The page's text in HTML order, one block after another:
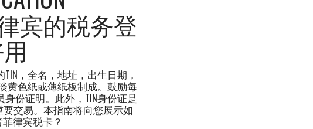
宾的税务登
，全名，地址，出生日期，
黄色纸或薄纸板制成。鼓励每
身份证明。此外，TIN身份证是
交易。本指南将向您展示如
律宾税卡？